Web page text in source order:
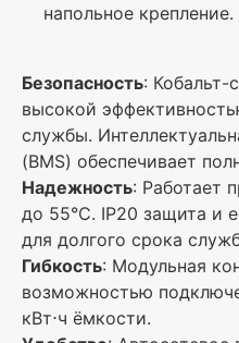
напольное крепление.
Безопасность: Кобальт-
высокой
службы.
(BMS) обеспечивает
Надежность: Работает
до 55°C. IP20 защита и
для долгого срока
Гибкость: Модульная
возможностью
кВт⋅ч ёмкости.